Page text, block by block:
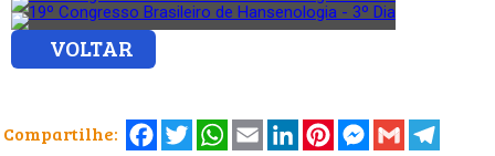
VOLTAR
Compartilhe: FacebookTwitterWhatsApp
Email LinkedInPinterestMessenger
Gmail